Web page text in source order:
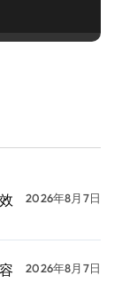
2026年8月7日
2026年8月7日